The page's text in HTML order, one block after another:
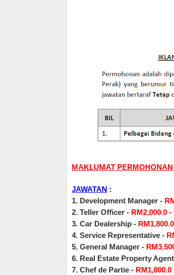
MAKLUMAT PERMOHONAN
JAWATAN :
1. Development Manager -
2. Teller Officer - RM2,000.0 -
3. Car Dealership -
4. Service Representative -
5. General Manager -
6. Real Estate Property
7. Chef de Partie - RM1,800.0